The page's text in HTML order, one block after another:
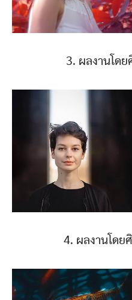
3. ผลงานโด
4. ผลงานโดย